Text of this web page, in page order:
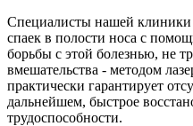
Специалисты нашей клиники
спаек в полости носа с
борьбы с этой болезнью, не
вмешательства - методом
практически гарантирует
дальнейшем, быстрое
трудоспособности.